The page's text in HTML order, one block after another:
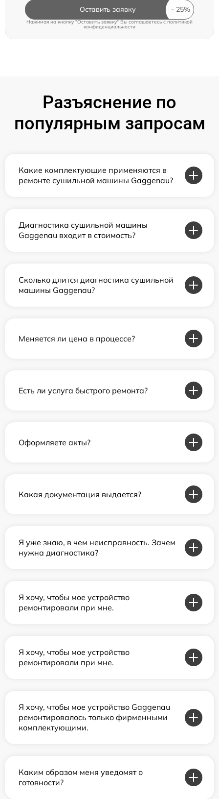
Оставить заявку
Нажимая на кнопку "Оставить заявку" Вы соглашаетесь c политикой
конфиденциальности
Разъяснение по
популярным запросам
Какие комплектующие применяются в
ремонте сушильной машины Gaggenau?
Диагностика сушильной машины
Gaggenau входит в стоимость?
Сколько длится диагностика сушильной
машины Gaggenau?
Меняется ли цена в процессе?
Есть ли услуга быстрого ремонта?
Оформляете акты?
Какая документация выдается?
Я уже знаю, в чем неисправность. Зачем
нужна диагностика?
Я хочу, чтобы мое устройство
ремонтировали при мне.
Я хочу, чтобы мое устройство
ремонтировали при мне.
Я хочу, чтобы мое устройство Gaggenau
ремонтировалось только фирменными
комплектующими.
Каким образом меня уведомят о
готовности?